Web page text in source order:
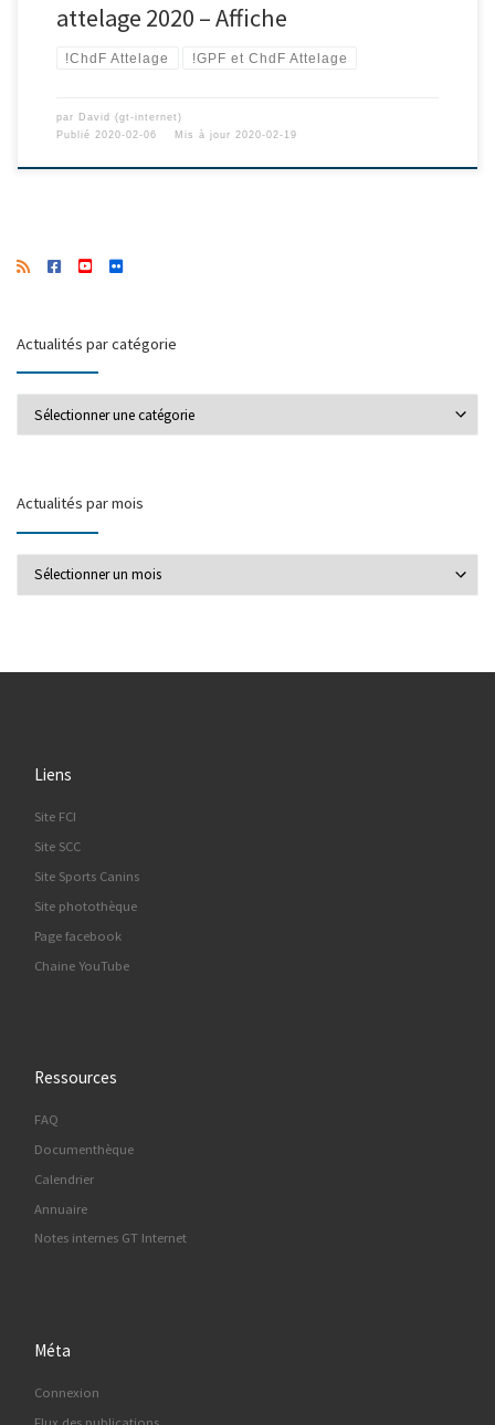
attelage 2020 – Affiche
!ChdF Attelage !GPF et ChdF Attelage
par David (gt-internet)
Publié 2020-02-06 Mis à jour 2020-02-19
Actualités par catégorie
Actualités par mois
Liens
Site FCI
Site SCC
Site Sports Canins
Site photothèque
Page facebook
Chaine YouTube
Ressources
FAQ
Documenthèque
Calendrier
Annuaire
Notes internes GT Internet
Méta
Connexion